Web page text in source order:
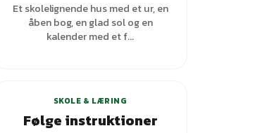
Et skolelignende hus med et ur, en
åben bog, en glad sol og en
kalender med et f...
SKOLE & LÆRING
Følge instruktioner